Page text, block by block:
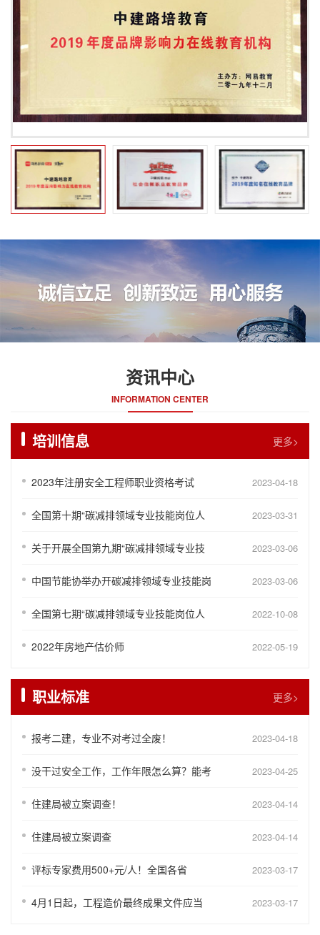
资讯中心
INFORMATION CENTER
培训信息 更多>
2023年注册安全工程师职业资格考试 2023-04-18
全国第十期“碳减排领域专业技能岗位人 2023-03-31
关于开展全国第九期“碳减排领域专业技 2023-03-06
中国节能协举办开碳减排领域专业技能岗 2023-03-06
全国第七期“碳减排领域专业技能岗位人 2022-10-08
2022年房地产估价师 2022-05-19
职业标准 更多>
报考二建，专业不对考过全废！ 2023-04-18
没干过安全工作，工作年限怎么算？能考 2023-04-25
住建局被立案调查！ 2023-04-14
住建局被立案调查 2023-04-14
评标专家费用500+元/人！全国各省 2023-03-17
4月1日起，工程造价最终成果文件应当 2023-03-17